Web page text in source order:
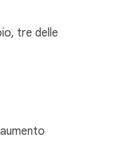
tre delle